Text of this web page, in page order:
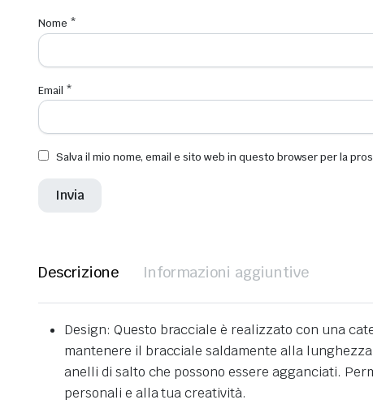
Nome *
Email *
Salva il mio nome, email e sito web in questo browser per la
Descrizione Informazioni aggiuntive
Design: Questo bracciale è realizzato con una
mantenere il bracciale saldamente alla
anelli di salto che possono essere agganciati.
personali e alla tua creatività.